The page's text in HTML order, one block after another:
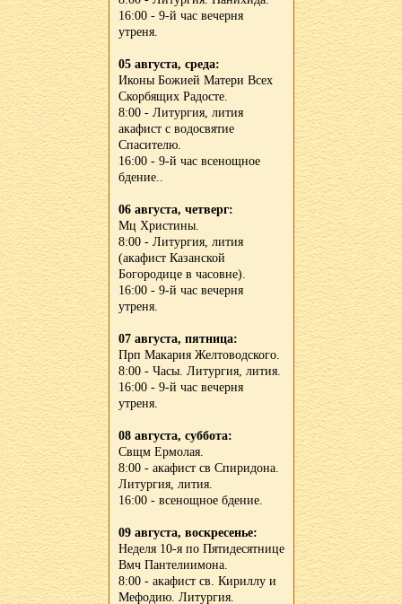
16:00 - 9-й час вечерня
утреня.
05 августа, среда:
Иконы Божией Матери Всех
Скорбящих Радосте.
8:00 - Литургия, лития
акафист с водосвятие
Спасителю.
16:00 - 9-й час всенощное
бдение..
06 августа, четверг:
Мц Христины.
8:00 - Литургия, лития
(акафист Казанской
Богородице в часовне).
16:00 - 9-й час вечерня
утреня.
07 августа, пятница:
Прп Макария Желтоводского.
8:00 - Часы. Литургия, лития.
16:00 - 9-й час вечерня
утреня.
08 августа, суббота:
Свщм Ермолая.
8:00 - акафист св Спиридона.
Литургия, лития.
16:00 - всенощное бдение.
09 августа, воскресенье:
Неделя 10-я по Пятидесятнице
Вмч Пантелиимона.
8:00 - акафист св. Кириллу и
Мефодию. Литургия.